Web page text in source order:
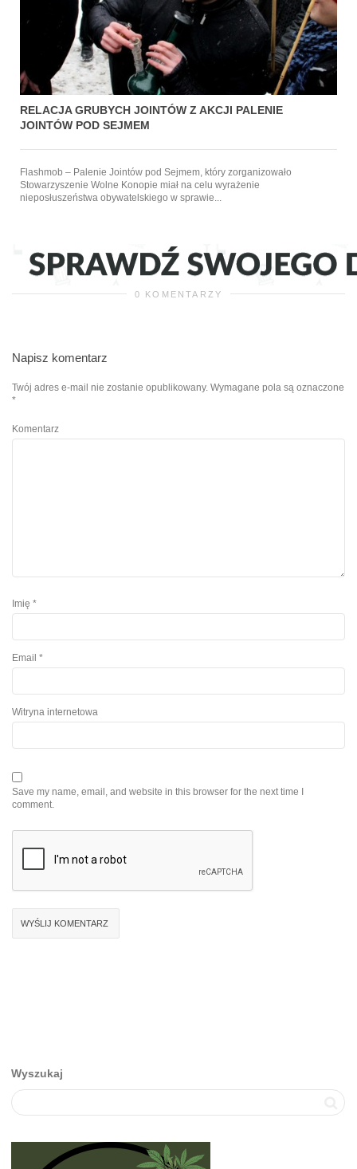
RELACJA GRUBYCH JOINTÓW Z AKCJI PALENIE
JOINTÓW POD SEJMEM
Flashmob – Palenie Jointów pod Sejmem, który zorganizowało
Stowarzyszenie Wolne Konopie miał na celu wyrażenie
nieposłuszeństwa obywatelskiego w sprawie...
0 KOMENTARZY
Napisz komentarz
Twój adres e-mail nie zostanie opublikowany. Wymagane pola są oznaczone
*
Komentarz
Imię *
Email *
Witryna internetowa
Save my name, email, and website in this browser for the next time I
comment.
Wyszukaj